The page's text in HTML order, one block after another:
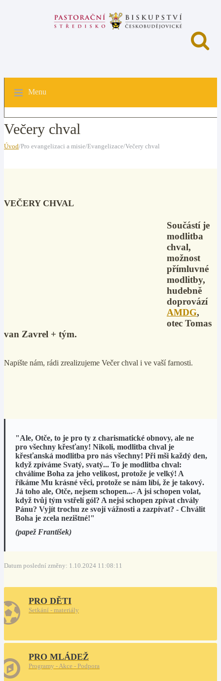
Menu
Večery chval
Úvod/Pro evangelizaci a misie/Evangelizace/Večery chval
VEČERY CHVAL
Součástí je
modlitba
chval,
možnost
přímluvné
modlitby,
hudebně
doprovází
AMDG,
otec Tomas
van Zavrel + tým.
Napište nám, rádi zrealizujeme Večer chval i ve vaší farnosti.
"Ale, Otče, to je pro ty z charismatické obnovy, ale ne
pro všechny křesťany! Nikoli, modlitba chval je
křesťanská modlitba pro nás všechny! Při mši každý den,
když zpíváme Svatý, svatý... To je modlitba chval:
chválíme Boha za jeho velikost, protože je velký! A
říkáme Mu krásné věci, protože se nám líbí, že je takový.
Já toho ale, Otče, nejsem schopen...- A jsi schopen volat,
když tvůj tým vstřelí gól? A nejsi schopen zpívat chvály
Pánu? Vyjít trochu ze svojí vážnosti a zazpívat? - Chválit
Boha je zcela nezištné!"
(papež František)
Datum poslední změny: 1.10.2024 11:08:11
PRO DĚTI
Setkání - materiály
PRO MLÁDEŽ
Programy - Akce - Podpora